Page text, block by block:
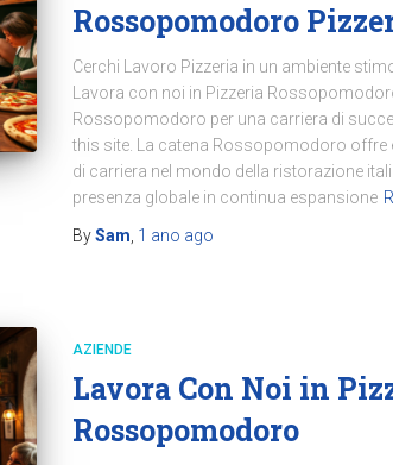
Rossopomodoro
Cerchi Lavoro Pizzeria in un ambiente
Lavora con noi in Pizzeria
Rossopomodoro per una carriera di
this site. La catena Rossopomodoro offre
di carriera nel mondo della ristorazione
presenza globale in continua espansione
BySam 1 ano ago
AZIENDE
Lavora Con Noi in
Rossopomodoro